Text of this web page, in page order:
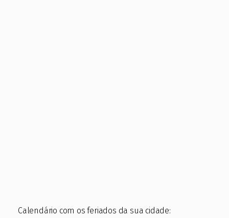
Calendário com os feriados da sua cidade: